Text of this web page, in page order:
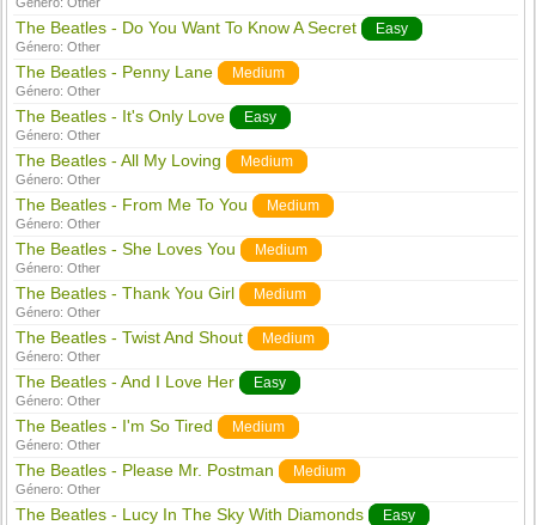
The Beatles - Do You Want To Know A Secret Easy
Género:Other
The Beatles - Penny Lane Medium
Género:Other
The Beatles - It's Only Love Easy
Género:Other
The Beatles - All My Loving Medium
Género:Other
The Beatles - From Me To You Medium
Género:Other
The Beatles - She Loves You Medium
Género:Other
The Beatles - Thank You Girl Medium
Género:Other
The Beatles - Twist And Shout Medium
Género:Other
The Beatles - And I Love Her Easy
Género:Other
The Beatles - I'm So Tired Medium
Género:Other
The Beatles - Please Mr. Postman Medium
Género:Other
The Beatles - Lucy In The Sky With Diamonds Easy